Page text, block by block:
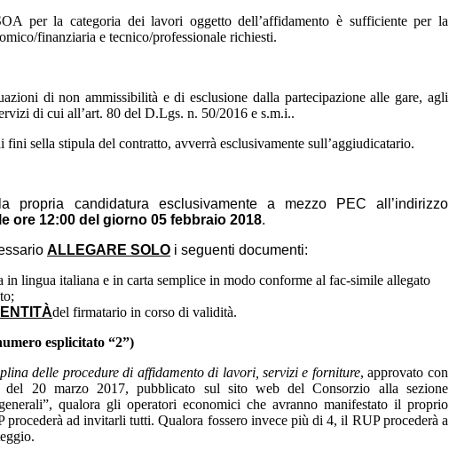
per la categoria dei lavori oggetto dell’affidamento è sufficiente per la
finanziaria e tecnico/professionale richiesti.
di non ammissibilità e di esclusione dalla partecipazione alle gare, agli
di cui all’art. 80 del D.Lgs. n. 50/2016 e s.m.i..
sella stipula del contratto, avverrà esclusivamente sull’aggiudicatario.
propria candidatura esclusivamente a mezzo PEC all’indirizzo
ore 12:00 del giorno 05 febbraio 2018.
ALLEGARE SOLO i seguenti documenti:
in lingua italiana e in carta semplice in modo conforme al fac-simile allegato
del firmatario in corso di validità.
esplicitato “2”)
delle procedure di affidamento di lavori, servizi e forniture, approvato con
del 20 marzo 2017, pubblicato sul sito web del Consorzio alla sezione
qualora gli operatori economici che avranno manifestato il proprio
procederà ad invitarli tutti. Qualora fossero invece più di 4, il RUP procederà a